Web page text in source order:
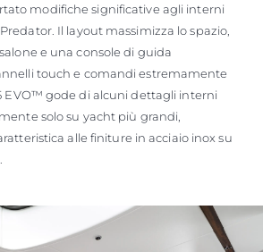
modifiche significative agli interni
Il layout massimizza lo spazio,
e una console di guida
touch e comandi estremamente
EVO™ gode di alcuni dettagli interni
solo su yacht più grandi,
alle finiture in acciaio inox su